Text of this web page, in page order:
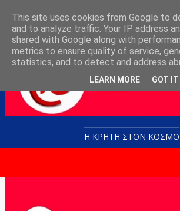
Η ΚΡΗΤΗ ΣΤΟN KOΣΜΟ
This site uses cookies from Google to
and to analyze traffic. Your IP address
shared with Google along with
metrics to ensure quality of service,
statistics, and to detect and address
LEARN MORE GOT IT